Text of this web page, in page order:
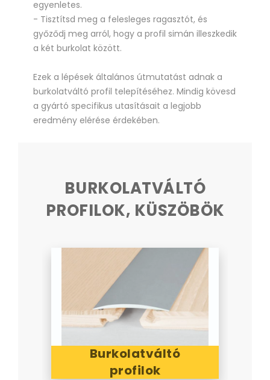
egyenletes.
- Tisztítsd meg a felesleges ragasztót, és
győződj meg arról, hogy a profil simán illeszkedik
a két burkolat között.
Ezek a lépések általános útmutatást adnak a
burkolatváltó profil telepítéséhez. Mindig kövesd
a gyártó specifikus utasításait a legjobb
eredmény elérése érdekében.
BURKOLATVÁLTÓ
PROFILOK, KÜSZÖBÖK
Burkolatváltó
profilok